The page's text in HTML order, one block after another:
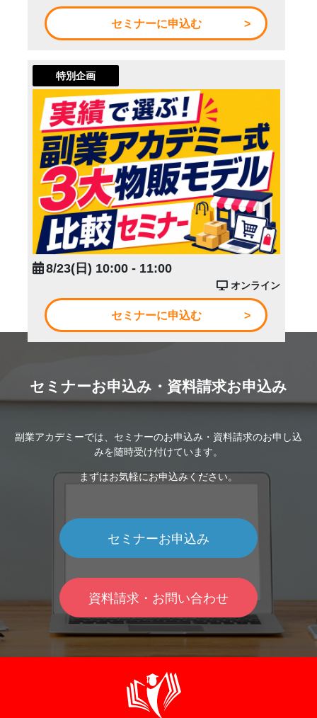
セミナーに申込む
特別企画
8/23(日) 10:00 - 11:00
オンライン
セミナーに申込む
セミナーお申込み・資料請求お申込み
副業アカデミーでは、セミナーのお申込み・資料請求のお申し込
みを随時受け付けています。
まずはお気軽にお申込みください。
セミナーお申込み
資料請求・お問い合わせ